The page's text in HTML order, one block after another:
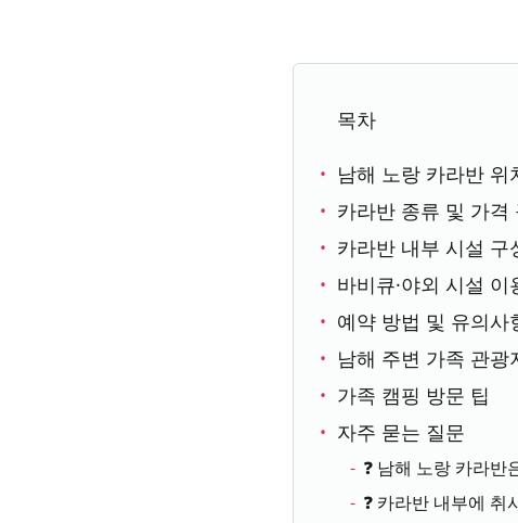
목차
남해 노랑 카라반 위
카라반 종류 및 가격
카라반 내부 시설 구
바비큐·야외 시설 이
예약 방법 및 유의사
남해 주변 가족 관광
가족 캠핑 방문 팁
자주 묻는 질문
❓ 남해 노랑 카라
❓ 카라반 내부에 취